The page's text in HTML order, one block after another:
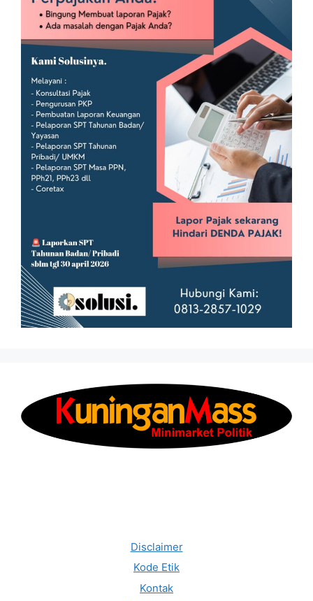
Disclaimer
Kode Etik
Kontak